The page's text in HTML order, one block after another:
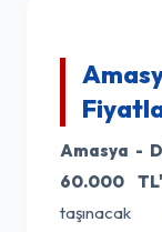
Amasya -
60.000